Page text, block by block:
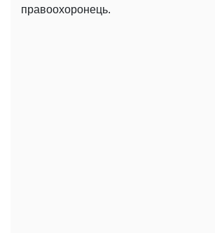
правоохоронець.